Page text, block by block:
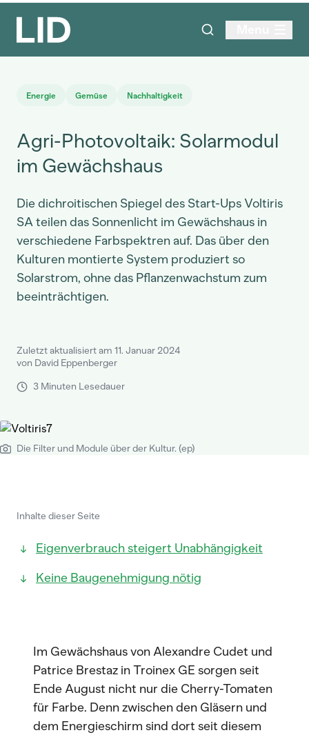
Energie Gemüse Nachhaltigkeit
Agri-Photovoltaik: Solarmodul
im Gewächshaus
Die dichroitischen Spiegel des Start-Ups Voltiris
SA teilen das Sonnenlicht im Gewächshaus in
verschiedene Farbspektren auf. Das über den
Kulturen montierte System produziert so
Solarstrom, ohne das Pflanzenwachstum zum
beeinträchtigen.
Zuletzt aktualisiert am 11. Januar 2024
von David Eppenberger
3 Minuten Lesedauer
Die Filter und Module über der Kultur. (ep)
Inhalte dieser Seite
Eigenverbrauch steigert Unabhängigkeit
Keine Baugenehmigung nötig
Im Gewächshaus von Alexandre Cudet und
Patrice Brestaz in Troinex GE sorgen seit
Ende August nicht nur die Cherry-Tomaten
für Farbe. Denn zwischen den Gläsern und
dem Energieschirm sind dort seit diesem